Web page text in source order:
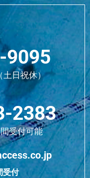
土日祝休）
2383
受付可能
受付